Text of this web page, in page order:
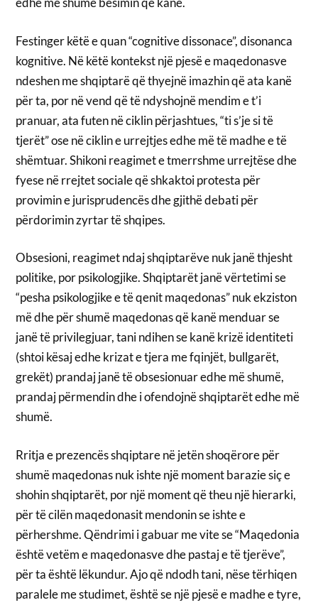
Festinger këtë e quan “cognitive dissonace”, disonanca
kognitive. Në këtë kontekst një pjesë e maqedonasve
ndeshen me shqiptarë që thyejnë imazhin që ata kanë
për ta, por në vend që të ndyshojnë mendim e t’i
pranuar, ata futen në ciklin përjashtues, “ti s’je si të
tjerët” ose në ciklin e urrejtjes edhe më të madhe e të
shëmtuar. Shikoni reagimet e tmerrshme urrejtëse dhe
fyese në rrejtet sociale që shkaktoi protesta për
provimin e jurisprudencës dhe gjithë debati për
përdorimin zyrtar të shqipes.
Obsesioni, reagimet ndaj shqiptarëve nuk janë thjesht
politike, por psikologjike. Shqiptarët janë vërtetimi se
“pesha psikologjike e të qenit maqedonas” nuk ekziston
më dhe për shumë maqedonas që kanë menduar se
janë të privilegjuar, tani ndihen se kanë krizë identiteti
(shtoi kësaj edhe krizat e tjera me fqinjët, bullgarët,
grekët) prandaj janë të obsesionuar edhe më shumë,
prandaj përmendin dhe i ofendojnë shqiptarët edhe më
shumë.
Rritja e prezencës shqiptare në jetën shoqërore për
shumë maqedonas nuk ishte një moment barazie siç e
shohin shqiptarët, por një moment që theu një hierarki,
për të cilën maqedonasit mendonin se ishte e
përhershme. Qëndrimi i gabuar me vite se “Maqedonia
është vetëm e maqedonasve dhe pastaj e të tjerëve”,
për ta është lëkundur. Ajo që ndodh tani, nëse tërhiqen
paralele me studimet, është se një pjesë e madhe e tyre,